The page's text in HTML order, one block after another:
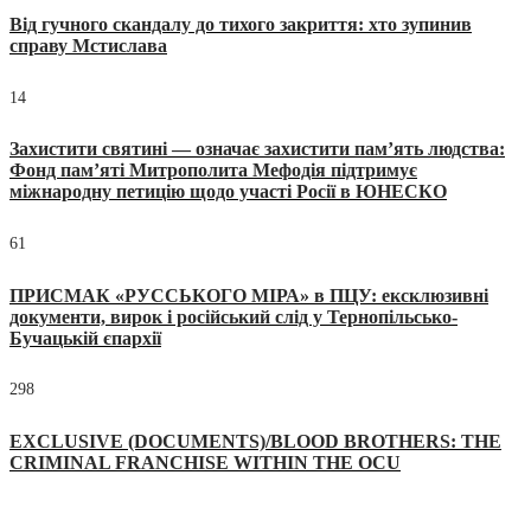
Від гучного скандалу до тихого закриття: хто зупинив
справу Мстислава
14
Захистити святині — означає захистити пам’ять людства:
Фонд пам’яті Митрополита Мефодія підтримує
міжнародну петицію щодо участі Росії в ЮНЕСКО
61
ПРИСМАК «РУССЬКОГО МІРА» в ПЦУ: ексклюзивні
документи, вирок і російський слід у Тернопільсько-
Бучацькій єпархії
298
EXCLUSIVE (DOCUMENTS)/BLOOD BROTHERS: THE
CRIMINAL FRANCHISE WITHIN THE OCU